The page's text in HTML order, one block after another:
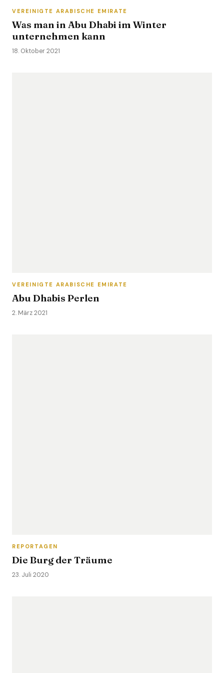
VEREINIGTE ARABISCHE EMIRATE
Was man in Abu Dhabi im Winter
unternehmen kann
18. Oktober 2021
VEREINIGTE ARABISCHE EMIRATE
Abu Dhabis Perlen
2. März 2021
REPORTAGEN
Die Burg der Träume
23. Juli 2020